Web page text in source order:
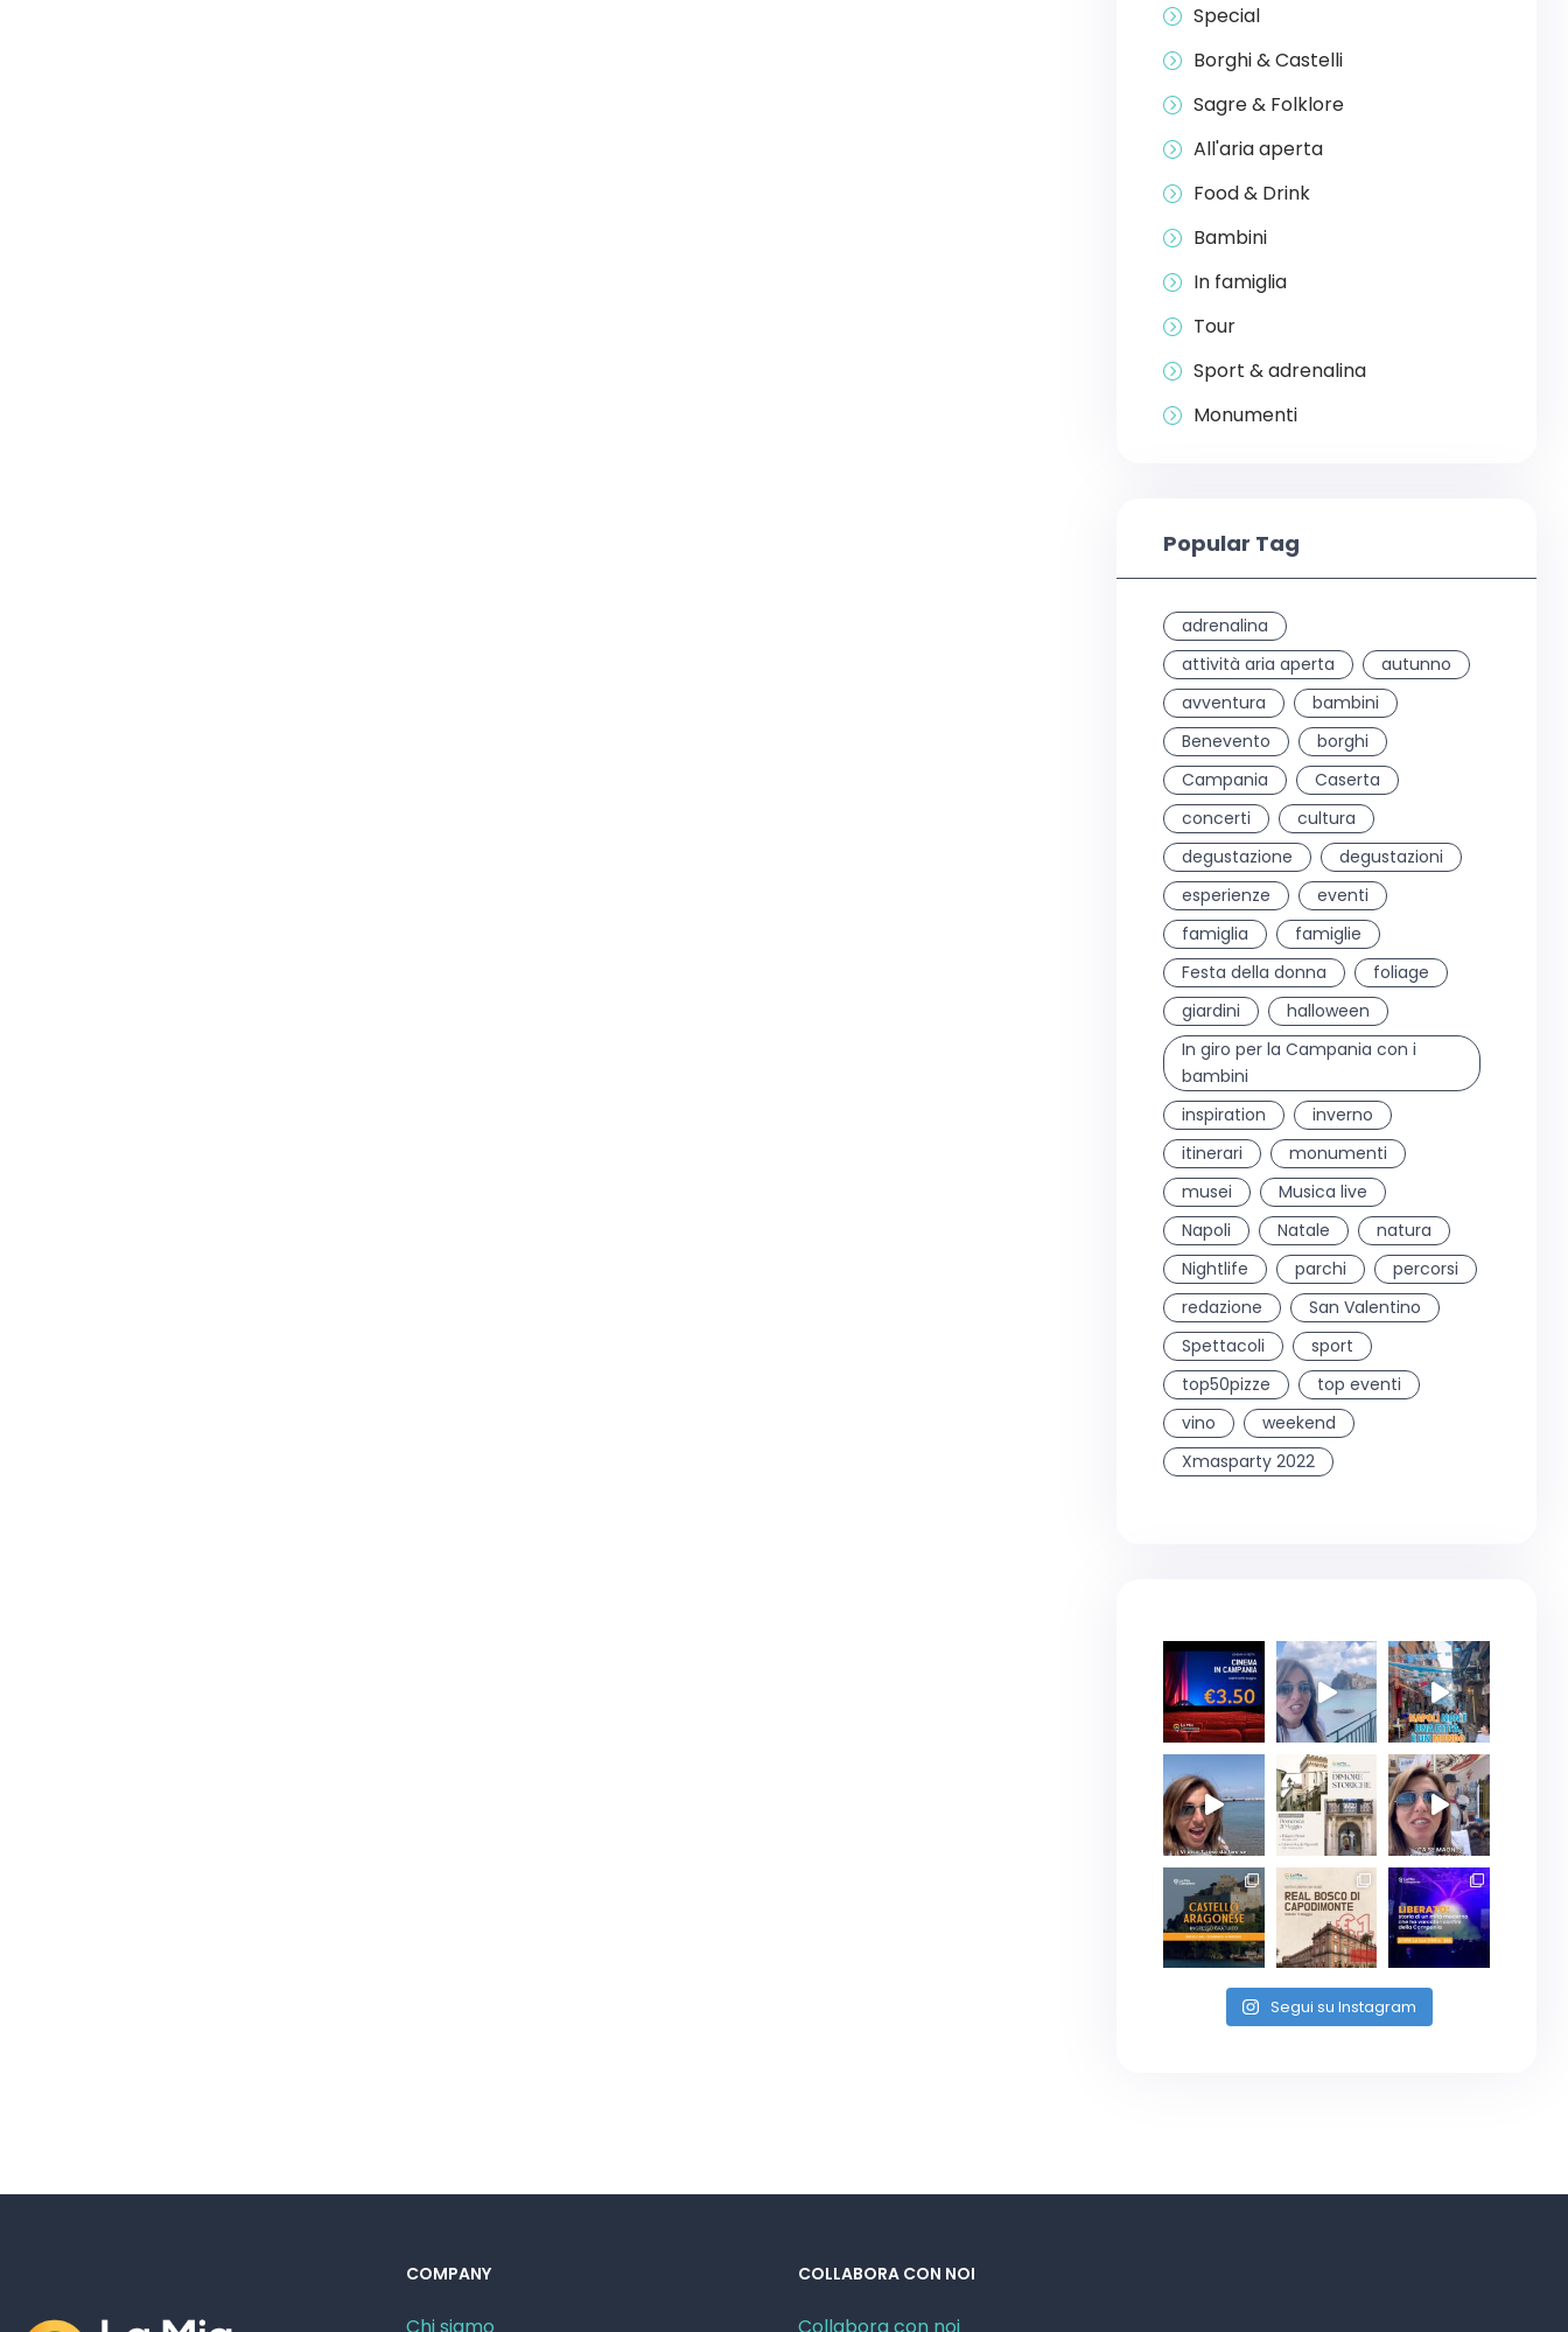
Special
Borghi & Castelli
Sagre & Folklore
All'aria aperta
Food & Drink
Bambini
In famiglia
Tour
Sport & adrenalina
Monumenti
Popular Tag
adrenalina
attività aria aperta
autunno
avventura
bambini
Benevento
borghi
Campania
Caserta
concerti
cultura
degustazione
degustazioni
esperienze
eventi
famiglia
famiglie
Festa della donna
foliage
giardini
halloween
In giro per la Campania con i
bambini
inspiration
inverno
itinerari
monumenti
musei
Musica live
Napoli
Natale
natura
Nightlife
parchi
percorsi
redazione
San Valentino
Spettacoli
sport
top50pizze
top eventi
vino
weekend
Xmasparty 2022
Segui su Instagram
COMPANY COLLABORA CON NOI